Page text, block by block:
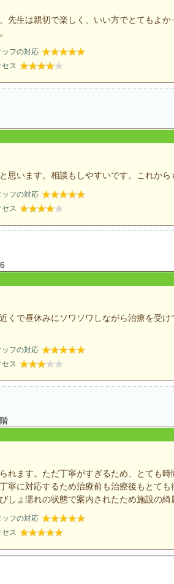
先生は親切で楽しく、いい方でとてもよ
ッフの対応
セス
います。相談もしやすいです。これから
ッフの対応
セス
くで昼休みにソワソワしながら治療を受
ッフの対応
セス
ます。ただ丁寧がすぎるため、とても時
寧に対応するため治療前も治療後もとて
ょ濡れの状態で案内されたため施設の綺
ッフの対応
セス